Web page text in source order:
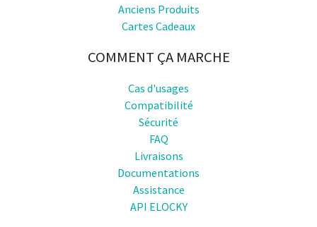
Anciens Produits
Cartes Cadeaux
COMMENT ÇA MARCHE
Cas d'usages
Compatibilité
Sécurité
FAQ
Livraisons
Documentations
Assistance
API ELOCKY